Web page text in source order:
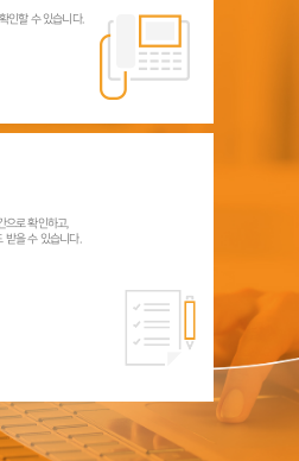
으로 확인하고,
받을 수 있습니다.
인할 수 있습니다.